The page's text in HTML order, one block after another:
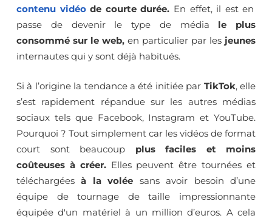
contenu vidéode courte durée. En effet, il est en
passe de devenir le type de média le plus
consommé sur le web, en particulier par les jeunes
internautes qui y sont déjà habitués.
Si à l’origine la tendance a été initiée par TikTok, elle
s’est rapidement répandue sur les autres médias
sociaux tels que Facebook, Instagram et YouTube.
Pourquoi ? Tout simplement car les vidéos de format
court sont beaucoup plus faciles et moins
coûteuses à créer.Elles peuvent être tournées et
téléchargées à la volée sans avoir besoin d’une
équipe de tournage de taille impressionnante
équipée d'un matériel à un million d’euros. A cela